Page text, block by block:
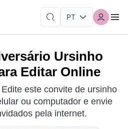
Ursinho
Editar Online
este convite de ursinho
ou computador e envie
pela internet.